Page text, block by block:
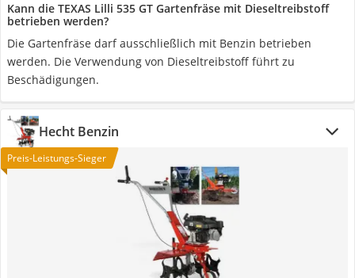
Kann die TEXAS Lilli 535 GT Gartenfräse mit Dieseltreibstoff
betrieben werden?
Die Gartenfräse darf ausschließlich mit Benzin betrieben
werden. Die Verwendung von Dieseltreibstoff führt zu
Beschädigungen.
Hecht Benzin
Preis-Leistungs-Sieger